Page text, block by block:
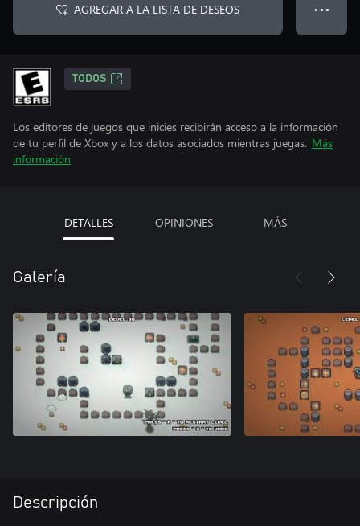
AGREGAR A LA LISTA DE DESEOS ● ● ●
TODOS
Los editores de juegos que inicies recibirán acceso a la información
de tu perfil de Xbox y a los datos asociados mientras juegas. Más
información
DETALLES OPINIONES MÁS
Galería
Descripción